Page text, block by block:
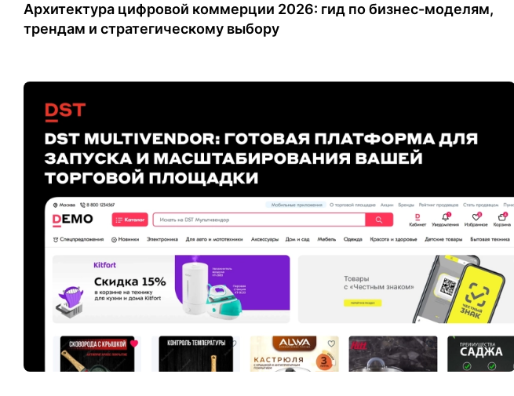
Архитектура цифровой коммерции 2026: гид по бизнес-моделям,
трендам и стратегическому выбору